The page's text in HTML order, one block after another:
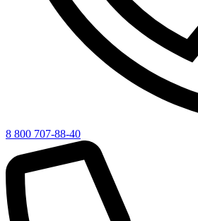
8 800 707-88-40